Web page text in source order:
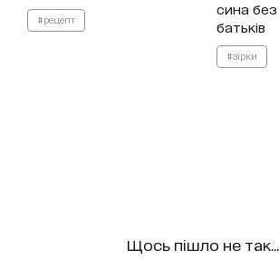
#рецепт
сина
батьків
#зірки
Щось пішло не так...